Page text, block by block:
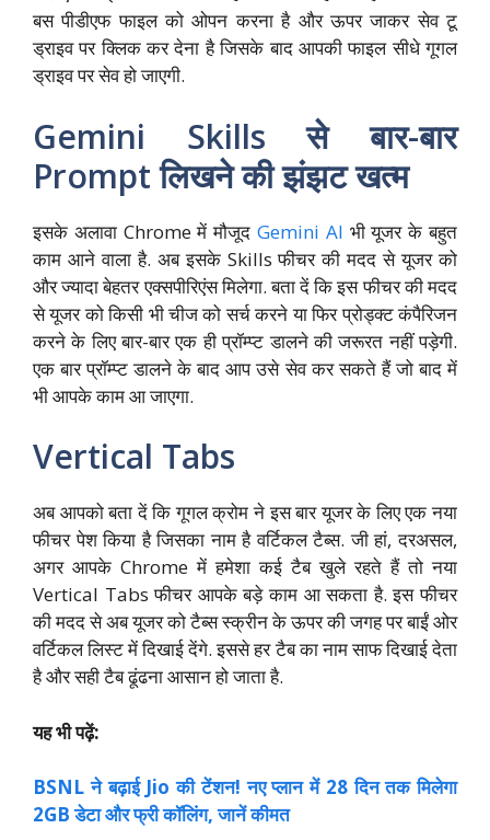
बस पीडीएफ फाइल को ओपन करना है और ऊपर जाकर सेव टू
ड्राइव पर क्लिक कर देना है जिसके बाद आपकी फाइल सीधे गूगल
ड्राइव पर सेव हो जाएगी.
Gemini Skills से बार-बार
Prompt लिखने की झंझट खत्म
इसके अलावा Chrome में मौजूद Gemini AI भी यूजर के बहुत
काम आने वाला है. अब इसके Skills फीचर की मदद से यूजर को
और ज्यादा बेहतर एक्सपीरिएंस मिलेगा. बता दें कि इस फीचर की मदद
से यूजर को किसी भी चीज को सर्च करने या फिर प्रोड्क्ट कंपैरिजन
करने के लिए बार-बार एक ही प्रॉम्प्ट डालने की जरूरत नहीं पड़ेगी.
एक बार प्रॉम्प्ट डालने के बाद आप उसे सेव कर सकते हैं जो बाद में
भी आपके काम आ जाएगा.
Vertical Tabs
अब आपको बता दें कि गूगल क्रोम ने इस बार यूजर के लिए एक नया
फीचर पेश किया है जिसका नाम है वर्टिकल टैब्स. जी हां, दरअसल,
अगर आपके Chrome में हमेशा कई टैब खुले रहते हैं तो नया
Vertical Tabs फीचर आपके बड़े काम आ सकता है. इस फीचर
की मदद से अब यूजर को टैब्स स्क्रीन के ऊपर की जगह पर बाईं ओर
वर्टिकल लिस्ट में दिखाई देंगे. इससे हर टैब का नाम साफ दिखाई देता
है और सही टैब ढूंढना आसान हो जाता है.
यह भी पढ़ें:
BSNL ने बढ़ाई Jio की टेंशन! नए प्लान में 28 दिन तक मिलेगा
2GB डेटा और फ्री कॉलिंग, जानें कीमत